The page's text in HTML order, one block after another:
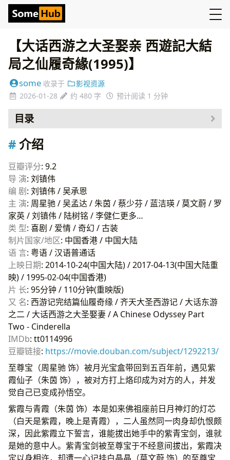
【大话西游之大圣娶亲 西遊記大結
局之仙履奇緣(1995)】
some 收录于
影视资源
2026-01-28
约 480 字 预计阅读 1 分钟
目录
介绍
资源
介绍
豆瓣评分: 9.2
导 演: 刘镇伟
编 剧: 刘镇伟 / 吴承恩
主 演: 周星驰 / 吴孟达 / 朱茵 / 蔡少芬 / 蓝洁瑛 / 莫文蔚 / 罗
家英 / 刘镇伟 / 陆树铭 / 李健仁更多…
类 型: 喜剧 / 爱情 / 奇幻 / 古装
制片国家/地区: 中国香港 / 中国大陆
语 言: 粤语 / 汉语普通话
上映日期: 2014-10-24(中国大陆) / 2017-04-13(中国大陆重
映) / 1995-02-04(中国香港)
片 长: 95分钟 / 110分钟(重映版)
又 名: 西游记完结篇仙履奇缘 / 齐天大圣西游记 / 大话东游
之二 / 大话西游之大圣娶妻 / A Chinese Odyssey Part
Two - Cinderella
IMDb: tt0114996
豆瓣链接: https://movie.douban.com/subject/1292213/
至尊宝（周星驰 饰）被月光宝盒带回到五百年前，遇见紫
霞仙子（朱茵 饰），被对方打上烙印成为对方的人，并发
觉自己已变成孙悟空。
紫霞与青霞（朱茵 饰）本是如来佛祖座前日月神灯的灯芯
（白天是紫霞，晚上是青霞），二人虽然同一肉身却仇恨颇
深，因此紫霞立下誓言，谁能拔出她手中的紫青宝剑，谁就
是她的意中人。紫青宝剑被至尊宝于不经意间拔出，紫霞决